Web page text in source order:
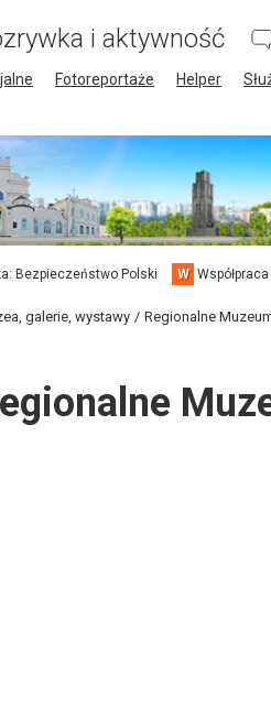
i aktywność
Fotoreportaże Helper
Bezpieczeństwo Polski W
galerie, wystawy Regionalne